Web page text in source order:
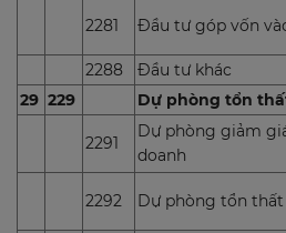
2281 Đầu tư góp vốn
2288
Đầu tư khác
29 229 Dự phòng tổn
2291
Dự phòng giảm
doanh
2292 Dự phòng tổn